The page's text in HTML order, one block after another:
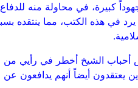
كبيرة، في محاولة منه
في هذه الكتب، مما ينتقده
أحباب الشيخ أخطر في رأيي من
يعتقدون أيضاً أنهم يدافعون عن